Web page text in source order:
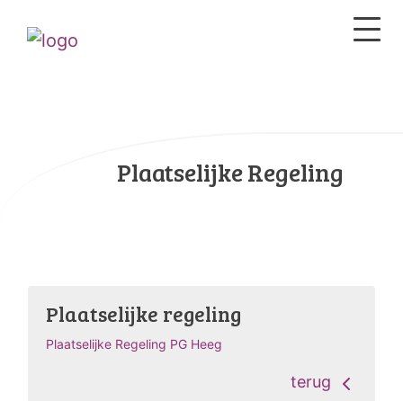
Plaatselijke Regeling
Plaatselijke regeling
Plaatselijke Regeling PG Heeg
terug